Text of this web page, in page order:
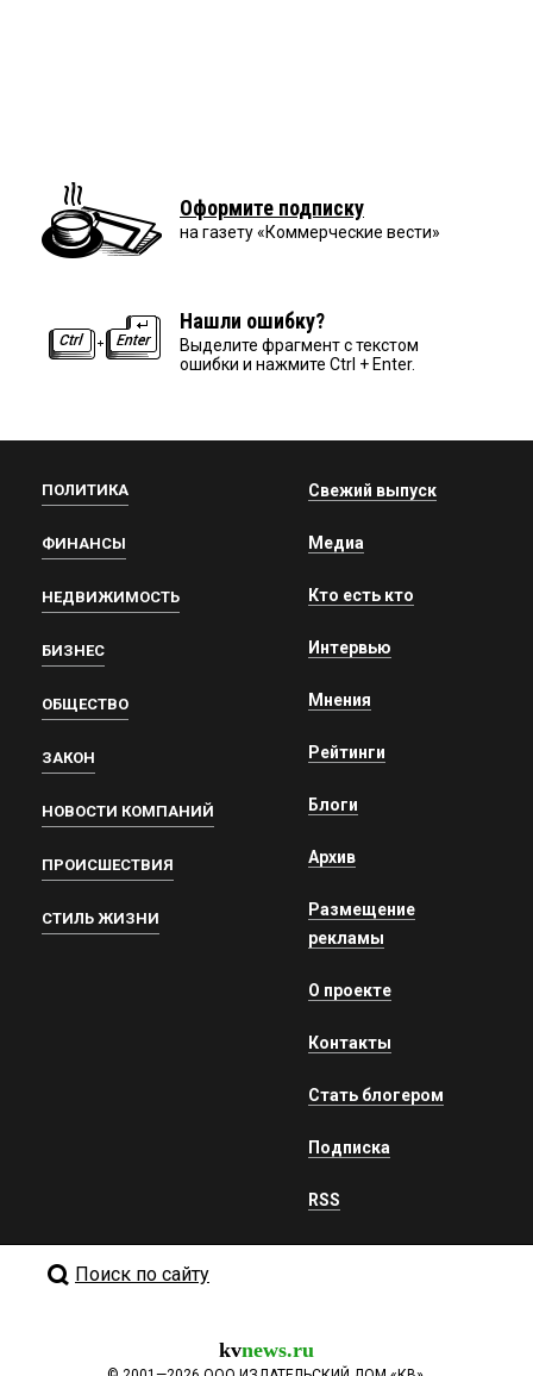
Оформите подписку
на газету «Коммерческие вести»
Нашли ошибку?
Выделите фрагмент с текстом
ошибки и нажмите Ctrl + Enter.
ПОЛИТИКА
ФИНАНСЫ
НЕДВИЖИМОСТЬ
БИЗНЕС
ОБЩЕСТВО
ЗАКОН
НОВОСТИ КОМПАНИЙ
ПРОИСШЕСТВИЯ
СТИЛЬ ЖИЗНИ
Свежий выпуск
Медиа
Кто есть кто
Интервью
Мнения
Рейтинги
Блоги
Архив
Размещение
рекламы
О проекте
Контакты
Стать блогером
Подписка
RSS
Поиск по сайту
kvnews.ru